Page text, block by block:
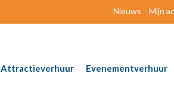
Nieuws Mijn
Attractieverhuur Evenementverhuur